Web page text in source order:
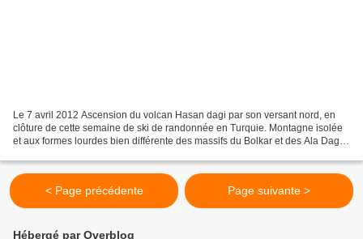
Le 7 avril 2012 Ascension du volcan Hasan dagi par son versant nord, en
clôture de cette semaine de ski de randonnée en Turquie. Montagne isolée
et aux formes lourdes bien différente des massifs du Bolkar et des Ala Dagri
< Page précédente Page suivante >
Hébergé par Overblog